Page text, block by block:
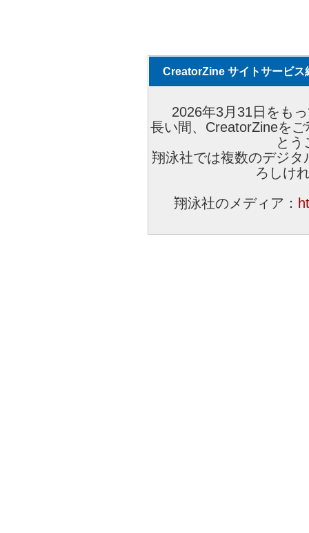
CreatorZine サイトサービス
2026年3月31日をも
長い間、CreatorZineを
とう
翔泳社では複数のデジ
ろしけ
翔泳社のメディア：